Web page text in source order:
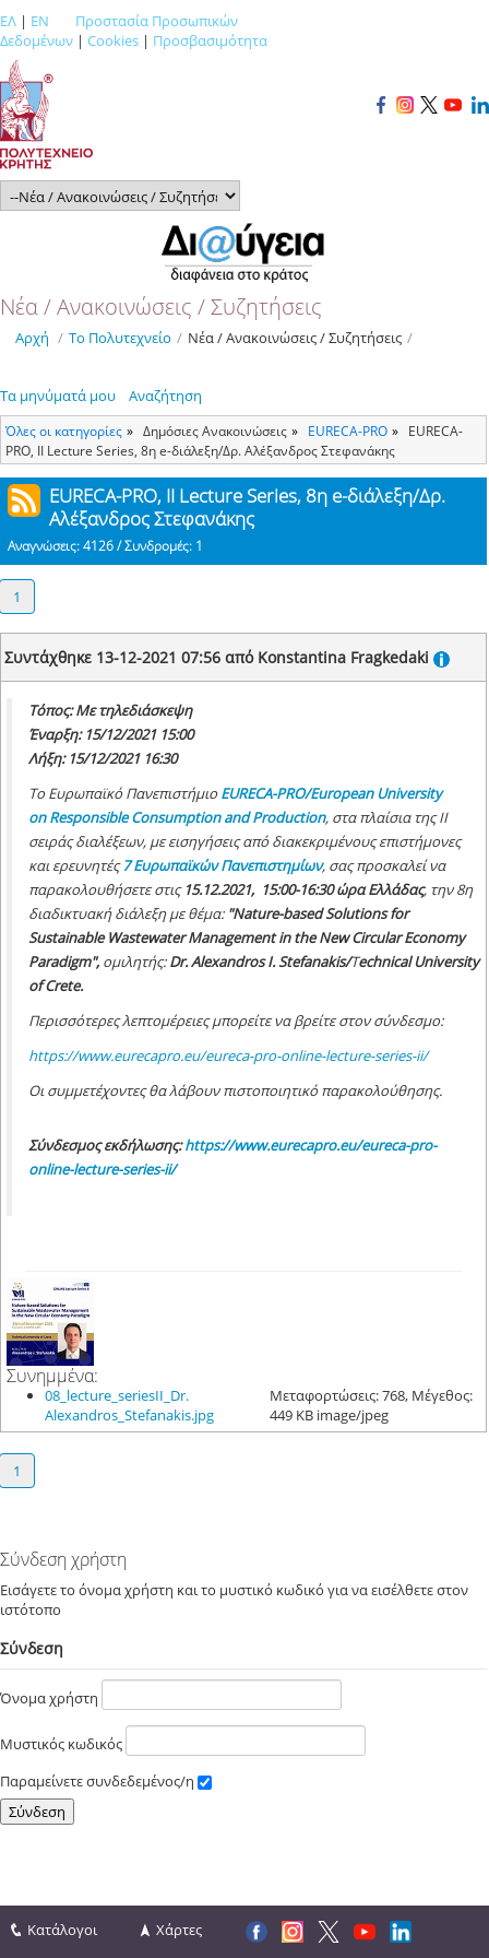
ΕΛ | EN
Προστασία Προσωπικών
Δεδομένων | Cookies | Προσβασιμότητα
Νέα / Ανακοινώσεις / Συζητήσεις
Αρχή / Το Πολυτεχνείο / Νέα / Ανακοινώσεις / Συζητήσεις /
Τα μηνύματά μου Αναζήτηση
Όλες οι κατηγορίες Δημόσιες Ανακοινώσεις ΕURECA-PRO
EURECA-
PRO, ΙΙ Lecture Series, 8η e-διάλεξη/Δρ. Αλέξανδρος Στεφανάκης
EURECA-PRO, ΙΙ Lecture Series, 8η e-διάλεξη/Δρ.
Αλέξανδρος Στεφανάκης
Αναγνώσεις: 4126 / Συνδρομές: 1
1
Συντάχθηκε 13-12-2021 07:56 από Konstantina Fragkedaki
Τόπος: Με τηλεδιάσκεψη
Έναρξη: 15/12/2021 15:00
Λήξη: 15/12/2021 16:30
To Ευρωπαϊκό ΠανεπιστήμιοΕURECA-PRO/European University
on Responsible Consumption and Production, στα πλαίσια της II
σειράς διαλέξεων, με εισηγήσεις από διακεκριμένους επιστήμονες
και ερευνητές7 Ευρωπαϊκών Πανεπιστημίων, σας προσκαλεί να
παρακολουθήσετε στις 15.12.2021, 15:00-16:30 ώρα Ελλάδας, την 8η
διαδικτυακή διάλεξη με θέμα: "Nature-based Solutions for
Sustainable Wastewater Management in the New Circular Economy
Paradigm", ομιλητής:Dr. Alexandros I. Stefanakis/Technical University
of Crete.
Περισσότερες λεπτομέρειες μπορείτε να βρείτε στον σύνδεσμο:
https://www.eurecapro.eu/eureca-pro-online-lecture-series-ii/
Οι συμμετέχοντες θα λάβουν πιστοποιητικό παρακολούθησης.
Σύνδεσμος εκδήλωσης:https://www.eurecapro.eu/eureca-pro-
online-lecture-series-ii/
Συνημμένα:
08_lecture_seriesII_Dr.
Alexandros_Stefanakis.jpg
Μεταφορτώσεις: 768, Μέγεθος:
449 KB image/jpeg
1
Σύνδεση χρήστη
Εισάγετε το όνομα χρήστη και το μυστικό κωδικό για να εισέλθετε στον
ιστότοπο
Σύνδεση
Όνομα χρήστη
Μυστικός κωδικός
Παραμείνετε συνδεδεμένος/η
Κατάλογοι Χάρτες